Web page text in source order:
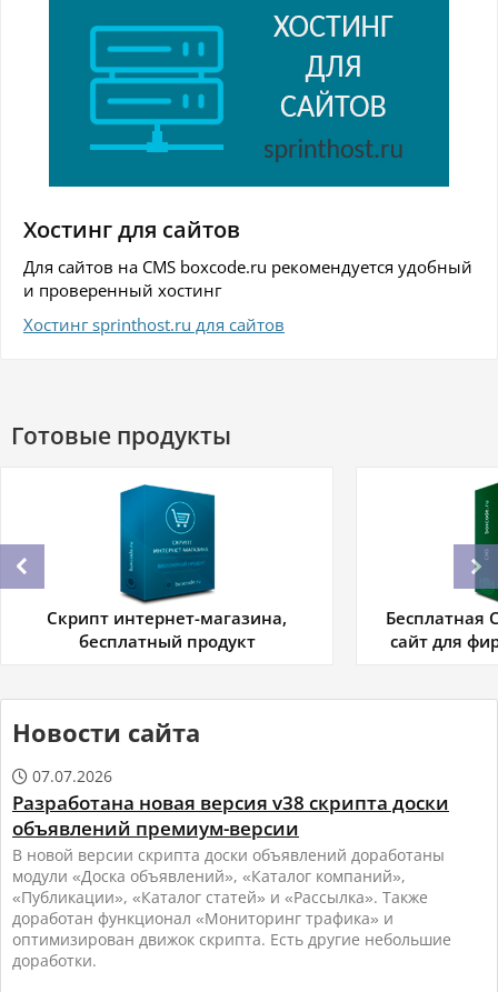
Хостинг для сайтов
Для сайтов на CMS boxcode.ru рекомендуется удобный
и проверенный хостинг
Хостинг sprinthost.ru для сайтов
Готовые продукты
Бесплатная CMS, CMS для сайта,
сайт для фирмы или компании
Шаблон
Новости сайта
 07.07.2026
Разработана новая версия v38 скрипта доски
объявлений премиум-версии
В новой версии скрипта доски объявлений доработаны
модули «Доска объявлений», «Каталог компаний»,
«Публикации», «Каталог статей» и «Рассылка». Также
доработан функционал «Мониторинг трафика» и
оптимизирован движок скрипта. Есть другие небольшие
доработки.